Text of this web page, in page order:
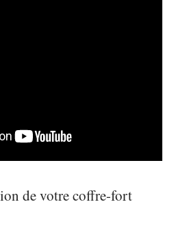
de votre coffre-fort